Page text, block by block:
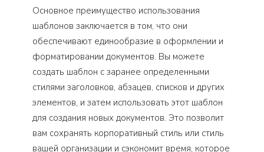
Основное преимущество использования
шаблонов заключается в том, что они
обеспечивают единообразие в оформлении и
форматировании документов. Вы можете
создать шаблон с заранее определенными
стилями заголовков, абзацев, списков и других
элементов, и затем использовать этот шаблон
для создания новых документов. Это позволит
вам сохранять корпоративный стиль или стиль
вашей организации и сэкономит время, которое